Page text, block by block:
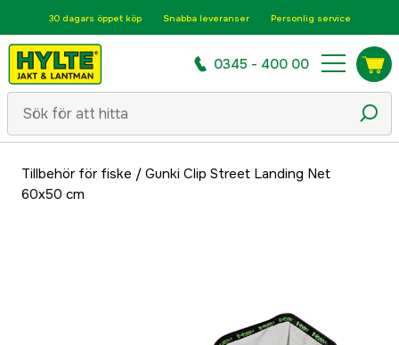
30 dagars öppet köp Snabba leveranser Personlig service
0345 - 400 00
Tillbehör för fiske / Gunki Clip Street Landing Net
60x50 cm